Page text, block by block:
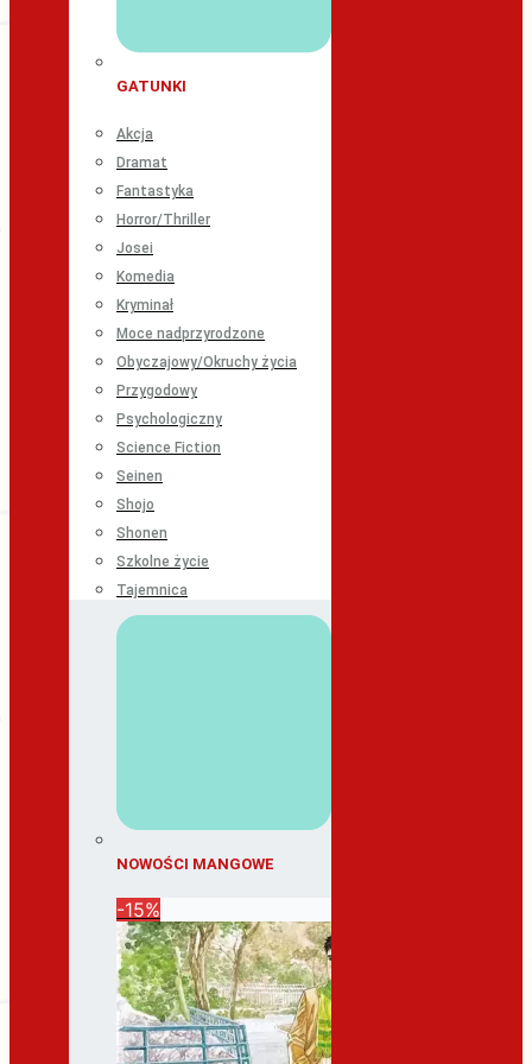
GATUNKI
Akcja
Dramat
Fantastyka
Horror/Thriller
Josei
Komedia
Kryminał
Moce nadprzyrodzone
Obyczajowy/Okruchy życia
Przygodowy
Psychologiczny
Science Fiction
Seinen
Shojo
Shonen
Szkolne życie
Tajemnica
NOWOŚCI MANGOWE
-15%